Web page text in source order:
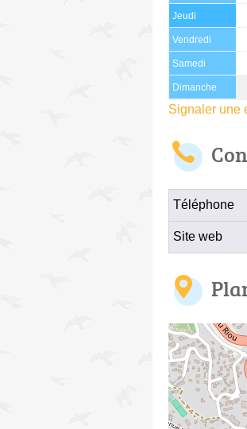
Jeudi
Vendredi
Samedi
Dimanche
Signaler une
Téléphone
Site web